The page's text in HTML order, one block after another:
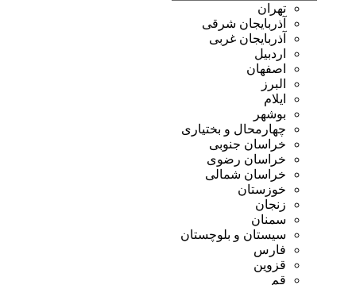
تهران
آذربایجان شرقی
آذربایجان غربی
اردبیل
اصفهان
البرز
ایلام
بوشهر
چهارمحال و بختیاری
خراسان جنوبی
خراسان رضوی
خراسان شمالی
خوزستان
زنجان
سمنان
سیستان و بلوچستان
فارس
قزوین
قم